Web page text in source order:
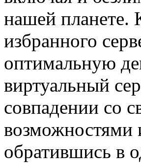
нашей планете.
избранного
оптимальную
виртуальный
совпадении со
возможностями
обратившись в